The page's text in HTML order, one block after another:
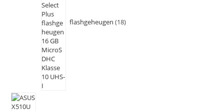
flashgeheugen 18